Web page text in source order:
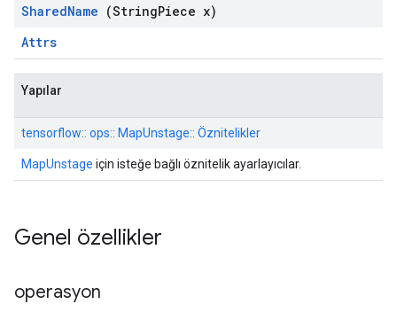
SharedName (StringPiece x)
Attrs
Yapılar
tensorflow:: ops:: MapUnstage:: Öznitelikler
MapUnstage için isteğe bağlı öznitelik ayarlayıcılar.
Genel özellikler
operasyon